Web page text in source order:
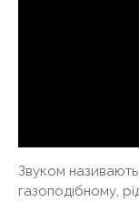
Звуком
газоподібному,